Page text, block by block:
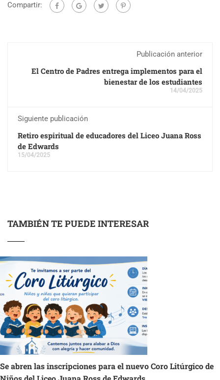
Compartir:
Publicación anterior
El Centro de Padres entrega implementos para el
bienestar de los estudiantes
14/04/2025
Siguiente publicación
Retiro espiritual de educadores del Liceo Juana Ross
de Edwards
15/04/2025
TAMBIÉN TE PUEDE INTERESAR
Se abren las inscripciones para el nuevo Coro Litúrgico de